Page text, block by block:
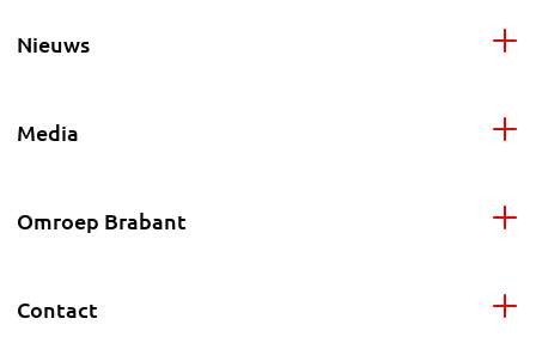
Nieuws
Media
Omroep Brabant
Contact